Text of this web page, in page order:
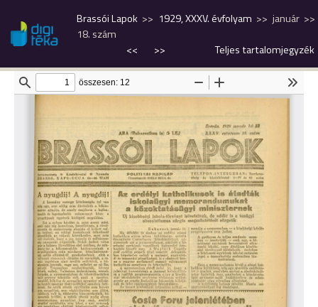
Brassói Lapok 1929, XXXV. évfolyam
január
18. szám
<<
>> Teljes tartalomjegyzék